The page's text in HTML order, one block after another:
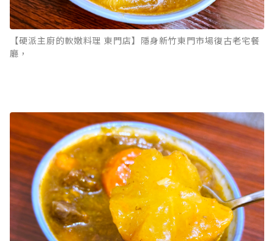
【硬派主廚的軟嫩料理 東門店】隱身新竹東門市場復古老宅餐
廳，